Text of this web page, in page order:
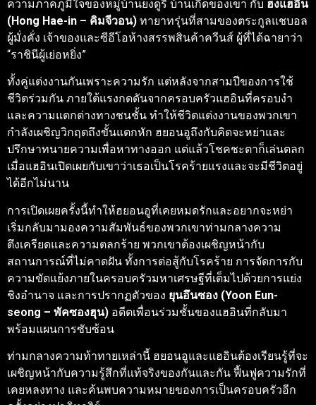
ความภาคภูมิใจของหมู่บ้านยงดูรี บ้านเกิดของเขา กับ ฮงแฮอิน
(Hong Hae-in – คิมจีวอน) ทายาทรุ่นที่สามของตระกูลแชบอล
ผู้มั่งคั่ง เจ้าของและซีอีโอห้างสรรพสินค้าควีนส์ ผู้ที่ได้ฉายาว่า
“ราชินีผู้เย่อหยิ่ง”
ทั้งคู่แต่งงานกันเพราะความรัก แต่หลังจากสามปีของการใช้
ชีวิตร่วมกัน ภายใต้แรงกดดันจากครอบครัวแฮอินที่ครอบงำ
และความแตกต่างทางชนชั้น ทำให้ชีวิตแต่งงานของพวกเขา
กำลังเผชิญวิกฤตถึงขั้นแตกหัก ฮยอนอูถึงกับคิดจะหย่าและ
ปรึกษาทนายความเพื่อหาทางออก แต่แล้วโชคชะตาก็เล่นตลก
เมื่อแฮอินเปิดเผยกับเขาว่าเธอเป็นโรคร้ายแรงและจะมีชีวิตอยู่
ได้อีกไม่นาน
การเปิดเผยครั้งนี้ทำให้ฮยอนอูที่เคยหมดรักและอยากจะหย่า
เริ่มกลับมามองความสัมพันธ์ของพวกเขาท่ามกลางความ
ตึงเครียดและความตลกร้าย พวกเขาต้องเผชิญหน้ากับ
สถานการณ์ที่ไม่คาดฝัน ทั้งการต่อสู้กับโรคร้าย การจัดการกับ
ความขัดแย้งภายในครอบครัวมหาเศรษฐีที่เต็มไปด้วยการแย่ง
ชิงอำนาจ และการปรากฏตัวของ ยุนอึนซอง (Yoon Eun-
seong – พัคซองฮุน) อดีตเพื่อนร่วมชั้นของแฮอินที่กลับมา
พร้อมแผนการซับซ้อน
ท่ามกลางความท้าทายเหล่านี้ ฮยอนอูและแฮอินต้องเรียนรู้ที่จะ
เผชิญหน้ากับความรู้สึกที่แท้จริงของกันและกัน ฟื้นฟูความรักที่
เคยหลงทาง และค้นพบความหมายของการเป็นครอบครัวอีก